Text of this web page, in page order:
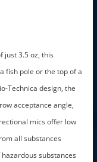
just 3.5 oz, this
fish pole or the top of a
Technica design, the
acceptance angle,
mics offer low
all substances
substances